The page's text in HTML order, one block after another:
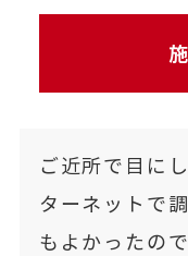
ご近所で目に
ターネットで
もよかったの